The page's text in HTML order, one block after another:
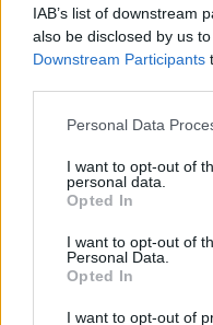
IAB’s list of downstream
also be disclosed by us
Downstream Participants
Please note that this
not limited to your visit or
grant or deny consent to
use your data for below
consent section.
Personal Data
I want to opt-out of
personal data.
Opted In
I want to opt-out of
Personal Data.
Opted In
I want to opt-out of
Share:
Ακολουθήστε το
ενημερωθείτε πρώτοι
Πιο